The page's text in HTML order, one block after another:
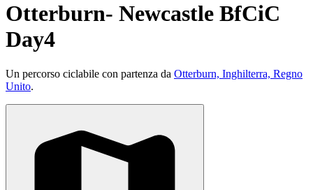
Otterburn- Newcastle BfCiC
Day4
Un percorso ciclabile con partenza da Otterburn, Inghilterra, Regno
Unito.